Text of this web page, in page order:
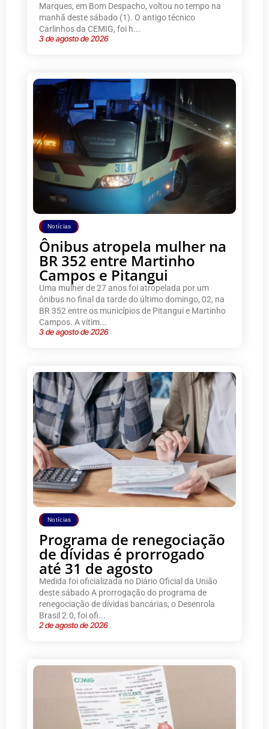
Marques, em Bom Despacho, voltou no tempo na
manhã deste sábado (1). O antigo técnico
Carlinhos da CEMIG, foi h...
3 de agosto de 2026
Notícias
Ônibus atropela mulher na
BR 352 entre Martinho
Campos e Pitangui
Uma mulher de 27 anos foi atropelada por um
ônibus no final da tarde do último domingo, 02, na
BR 352 entre os municípios de Pitangui e Martinho
Campos. A vítim...
3 de agosto de 2026
Notícias
Programa de renegociação
de dívidas é prorrogado
até 31 de agosto
Medida foi oficializada no Diário Oficial da União
deste sábado A prorrogação do programa de
renegociação de dívidas bancárias, o Desenrola
Brasil 2.0, foi ofi...
2 de agosto de 2026